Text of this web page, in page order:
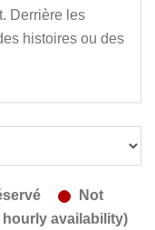
Derrière les
histoires ou des
Not
hourly availability)